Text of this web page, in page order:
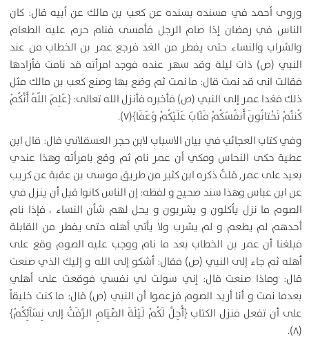
وروى أحمد في مسنده بسنده عن كعب بن مالك عن أبيه قال: كان
الناس في رمضان إذا صام الرجل فأمسى فنام حرم عليه الطعام
والشراب والنساء حتى يفطر من الغد فرجع عمر بن الخطاب من عند
النبي (ص) ذات ليلة وقد سهر عنده فوجد امرأته قد نامت فأرادها
فقالت انى قد نمت قال: ما نمت ثم وضع بها وصنع كعب بن مالك مثل
ذلك فغدا عمر إلى النبي (ص) فأخبره فأنزل الله تعالى: ﴿عَلِمَ اللّهُ أَنَّكُمْ
كُنتُمْ تَخْتانُونَ أَنفُسَكُمْ فَتَابَ عَلَيْكُمْ وَعَفَا﴾(۷).
وفي كتاب العجائب في بيان الاسباب لابن حجر العسقلاني قال: قال ابن
عطية حكى النحاس ومكي أن عمر نام ثم وقع بامرأته وهذا عندي
بعيد على عمر, قلتُ ذكره ابن كثير من طريق موسى بن عقبة عن كريب
عن ابن عباس وهذا سند صحيح و لفظه: إن الناس كانوا قبل أن ينزل في
الصوم ما نزل يأكلون و يشربون و يحل لهم شأن النساء ، فإذا نام
أحدهم لم يطعم و لم يشرب ولا يأتي أهله حتى يفطر من القابلة
فبلغنا أن عمر بن الخطاب بعد ما نام ووجب عليه الصوم وقع على
أهله ثم جاء إلى النبي (ص) فقال: أشكو إلى الله و إليك الذي صنعت
قال: وماذا صنعت قال: إني سولت لي نفسي فوقعت على أهلي
بعدما نمت و أنا أريد الصوم فزعموا أن النبي (ص) قال: ما كنت خليقاً
على أن تفعل فنزل الكتاب ﴿أُحِلَّ لَكُمْ لَيْلَةَ الصِّيَامِ الرَّفَثُ إلى نِسَآئِكُمْ﴾
(۸).